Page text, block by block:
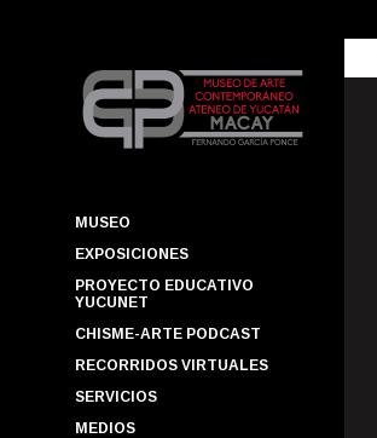
MUSEO
EXPOSICIONES
PROYECTO EDUCATIVO
YUCUNET
CHISME-ARTE PODCAST
RECORRIDOS VIRTUALES
SERVICIOS
MEDIOS